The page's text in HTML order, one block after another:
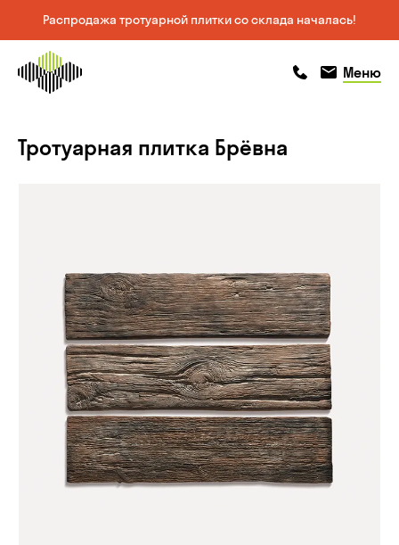
Распродажа тротуарной плитки со склада началась!
На главную
страницу
позвонить
позвонить
Меню
Тротуарная плитка Брёвна